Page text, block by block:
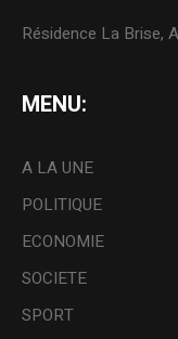
Résidence La Brise,
MENU:
A LA UNE
POLITIQUE
ECONOMIE
SOCIETE
SPORT